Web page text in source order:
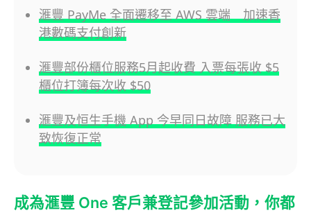
滙豐 PayMe 全面遷移至 AWS 雲端 加速香
港數碼支付創新
滙豐部份櫃位服務5月起收費 入票每張收 $5
櫃位打簿每次收 $50
滙豐及恒生手機 App 今早同日故障 服務已大
致恢復正常
成為滙豐 One 客戶兼登記參加活動，你都